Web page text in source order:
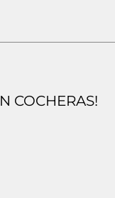
COCHERAS!